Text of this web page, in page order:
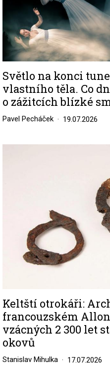
Světlo na konci
vlastního těla. Co
o zážitcích blízké
Pavel Pecháček 19.07.2026
Keltští otrokáři:
francouzském
vzácných 2 300 let
okovů
Stanislav Mihulka 17.07.2026